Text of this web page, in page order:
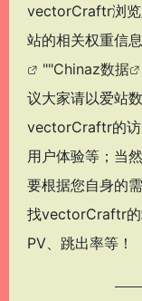
vectorCraftr浏览
站的相关权重信
""Chinaz数据
议大家请以爱站
vectorCraftr的访
用户体验等；当
要根据您自身的
找vectorCraftr的
PV、跳出率等！